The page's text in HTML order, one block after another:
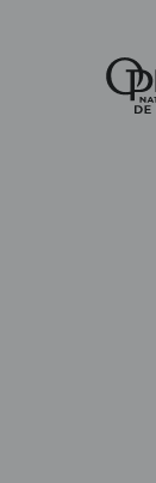
Accueil
-